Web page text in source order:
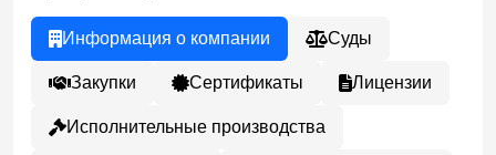
Информация о компании Суды
Закупки Сертификаты Лицензии
Исполнительные производства